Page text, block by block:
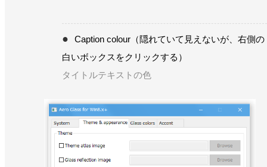
Caption colour（隠れていて見えないが、右側の
白いボックスをクリックする）
タイトルテキストの色